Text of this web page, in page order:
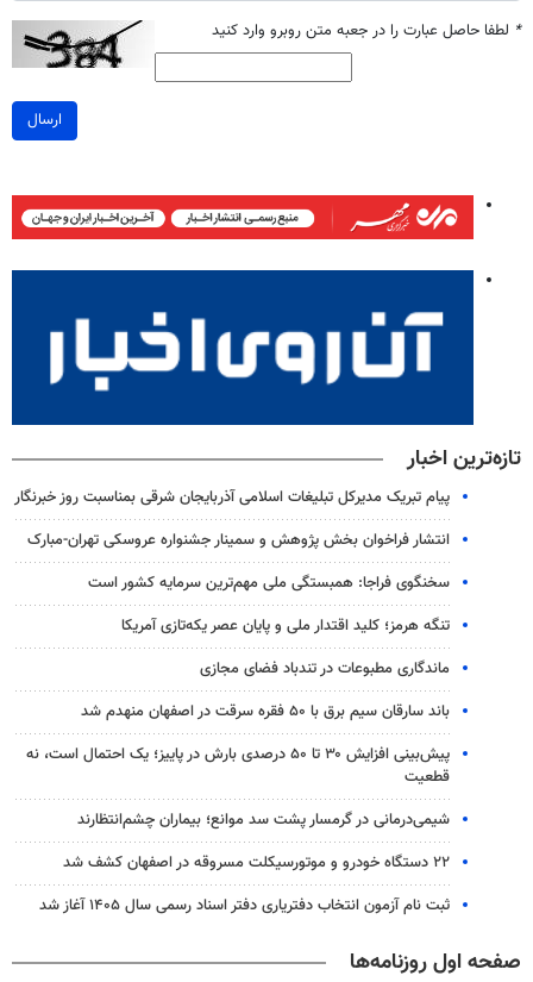
* لطفا حاصل عبارت را در جعبه متن روبرو وارد کنید
ارسال
تازه‌ترین اخبار
پیام تبریک مدیرکل تبلیغات اسلامی آذربایجان شرقی بمناسبت روز خبرنگار
انتشار فراخوان بخش پژوهش و سمینار جشنواره عروسکی تهران-مبارک
سخنگوی فراجا: همبستگی ملی مهم‌ترین سرمایه کشور است
تنگه هرمز؛ کلید اقتدار ملی و پایان عصر یکه‌تازی آمریکا
ماندگاری مطبوعات در تندباد فضای مجازی
باند سارقان سیم برق با ۵۰ فقره سرقت در اصفهان منهدم شد
پیش‌بینی افزایش ۳۰ تا ۵۰ درصدی بارش در پاییز؛ یک احتمال است، نه
قطعیت
شیمی‌درمانی در گرمسار پشت سد موانع؛ بیماران چشم‌انتظارند
۲۲ دستگاه خودرو و موتورسیکلت مسروقه در اصفهان کشف شد
ثبت نام آزمون انتخاب دفتریاری دفتر اسناد رسمی سال ۱۴۰۵ آغاز شد
صفحه اول روزنامه‌ها